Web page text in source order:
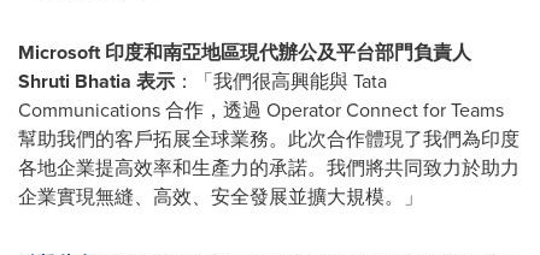
Microsoft印度和南亞地區現代辦公及平台部門負責人
Shruti Bhatia 表示 ：「我們很高興能與 Tata
Communications 合作，透過 Operator Connect for Teams
幫助我們的客戶拓展全球業務。此次合作體現了我們為印度
各地企業提高效率和生產力的承諾。我們將共同致力於助力
企業實現無縫、高效、安全發展並擴大規模。」